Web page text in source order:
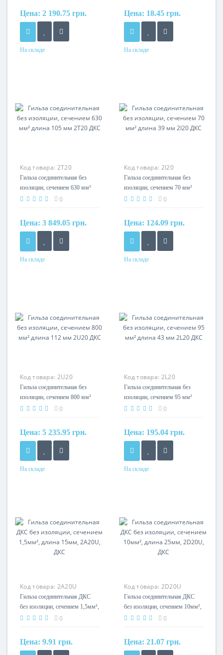
Цена: 2 190.75 грн.
На складе
Цена: 18.45 грн.
На складе
Код товара: 2T20
Гильза соединительная без
изоляции, сечением 630 мм²
длина 105 мм 2T20 ДКС
0
Цена: 3 849.05 грн.
На складе
Код товара: 2I20
Гильза соединительная без
изоляции, сечением 70 мм²
длина 39 мм 2I20 ДКС
0
Цена: 124.09 грн.
На складе
Код товара: 2U20
Гильза соединительная без
изоляции, сечением 800 мм²
длина 112 мм 2U20 ДКС
0
Цена: 5 235.95 грн.
На складе
Код товара: 2L20
Гильза соединительная без
изоляции, сечением 95 мм²
длина 43 мм 2L20 ДКС
0
Цена: 195.04 грн.
На складе
Код товара: 2A20U
Гильза соединительная ДКС
без изоляции, сечением 1,5мм²,
длина 15мм, 2A20U, ДКС
0
Цена: 9.91 грн.
Код товара: 2D20U
Гильза соединительная ДКС
без изоляции, сечением 10мм²,
длина 25мм, 2D20U, ДКС
0
Цена: 21.07 грн.